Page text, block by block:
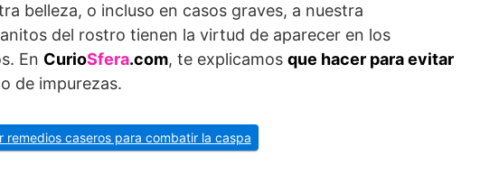
belleza, o incluso en casos graves, a nuestra
del rostro tienen la virtud de aparecer en los
En CurioSfera.com, te explicamos que hacer para evitar
de impurezas.
remedios caseros para combatir la caspa